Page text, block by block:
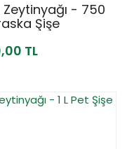
Zeytinyağı - 750
Şişe
TL